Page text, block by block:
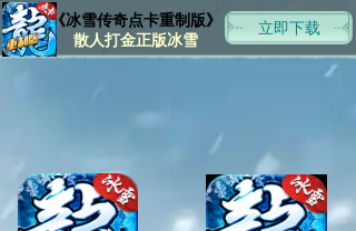
《冰雪传奇点卡重制版》
散人打金正版冰雪
立即下载